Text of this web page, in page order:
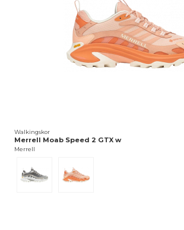
Walkingskor
Merrell Moab Speed 2 GTX w
Merrell